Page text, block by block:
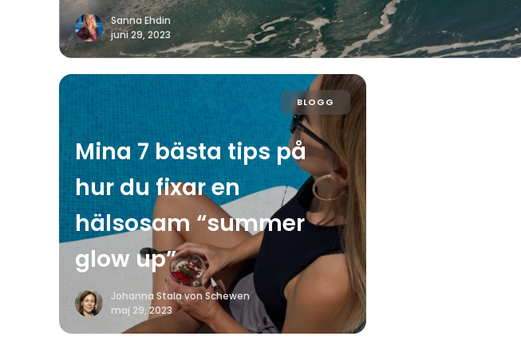
Sanna Ehdin
juni 29, 2023
BLOGG
Mina 7 bästa tips på
hur du fixar en
hälsosam “summer
glow up”
Johanna Stala von Schewen
maj 29, 2023